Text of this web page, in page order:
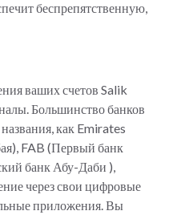
беспрепятственную,
ваших счетов Salik
Большинство банков
как Emirates
FAB (Первый банк
банк Абу-Даби ),
через свои цифровые
приложения. Вы